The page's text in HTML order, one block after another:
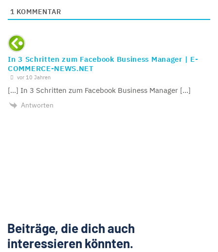
1 KOMMENTAR
In 3 Schritten zum Facebook Business Manager | E-
COMMERCE-NEWS.NET
vor 10 Jahren
[…] In 3 Schritten zum Facebook Business Manager […]
Antworten
Beiträge, die dich auch
interessieren könnten.